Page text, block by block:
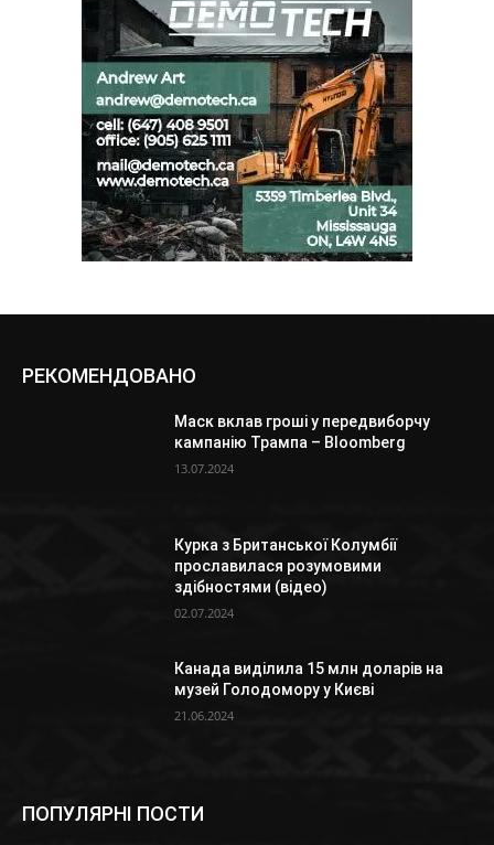
РЕКОМЕНДОВАНО
Маск вклав гроші у передвиборчу
кампанію Трампа – Bloomberg
13.07.2024
Курка з Британської Колумбії
прославилася розумовими
здібностями (відео)
02.07.2024
Канада виділила 15 млн доларів на
музей Голодомору у Києві
21.06.2024
ПОПУЛЯРНІ ПОСТИ